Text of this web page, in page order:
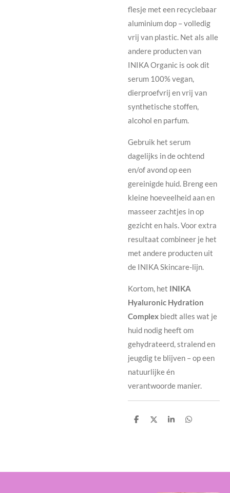
flesje met een recyclebaar
aluminium dop – volledig
vrij van plastic. Net als alle
andere producten van
INIKA Organic is ook dit
serum 100% vegan,
dierproefvrij en vrij van
synthetische stoffen,
alcohol en parfum.
Gebruik het serum
dagelijks in de ochtend
en/of avond op een
gereinigde huid. Breng een
kleine hoeveelheid aan en
masseer zachtjes in op
gezicht en hals. Voor extra
resultaat combineer je het
met andere producten uit
de INIKA Skincare-lijn.
Kortom, het INIKA
Hyaluronic Hydration
Complex biedt alles wat je
huid nodig heeft om
gehydrateerd, stralend en
jeugdig te blijven – op een
natuurlijke én
verantwoorde manier.
D
D
S
D